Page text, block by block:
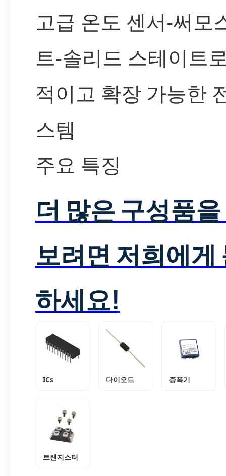
고급 온도 센서-써모
트-솔리드 스테이트
적이고 확장 가능한
스템
주요 특징
더 많은 구성품
보려면 저희에게
하세요!
ICs 다이오드 증폭기
트랜지스터